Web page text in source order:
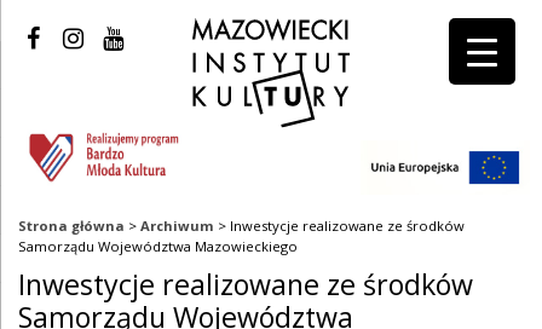
Strona główna > Archiwum > Inwestycje realizowane ze środków
Samorządu Województwa Mazowieckiego
Inwestycje realizowane ze środków
Samorządu Województwa